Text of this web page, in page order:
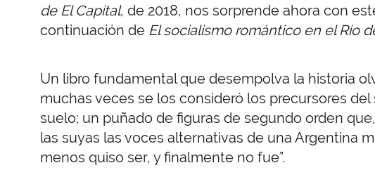
de El Capital, de 2018, nos sorprende ahora con
continuación de El socialismo romántico en el Río
Un libro fundamental que desempolva la historia
muchas veces se los consideró los precursores
suelo; un puñado de figuras de segundo orden
las suyas las voces alternativas de una Argentina
menos quiso ser, y finalmente no fue”.